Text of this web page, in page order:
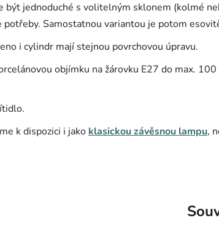
být jednoduché s volitelným sklonem (kolmé
Samostatnou variantou je potom
i cylindr mají stejnou povrchovou úpravu.
objímku na žárovku E27 do max.
k dispozici i jako klasickou závěsnou lampu,